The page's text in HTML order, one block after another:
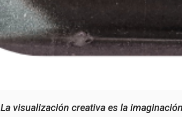
La visualización creativa es la